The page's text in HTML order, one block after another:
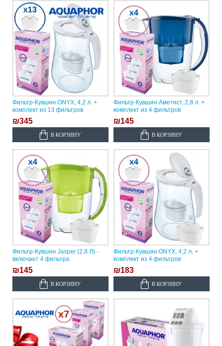
Фильтр-Кувшин ONYX, 4,2 л. +
комплект из 13 фильтров
₪345
В КОРЗИНУ
Фильтр-Кувшин Аметист, 2,8 л. +
комплект из 4 фильтров
₪145
В КОРЗИНУ
Фильтр-Кувшин Jasper (2,8 Л) -
включает 4 фильтра
₪145
В КОРЗИНУ
Фильтр-Кувшин ONYX, 4,2 л. +
комплект из 4 фильтров
₪183
В КОРЗИНУ